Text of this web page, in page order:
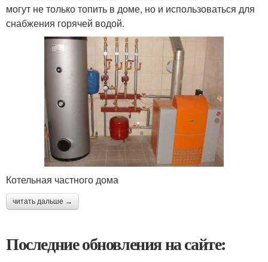
могут не только топить в доме, но и использоваться для
снабжения горячей водой.
Котельная частного дома
читать дальше →
Последние обновления на сайте: